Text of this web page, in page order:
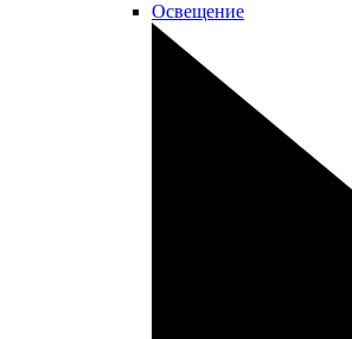
Освещение